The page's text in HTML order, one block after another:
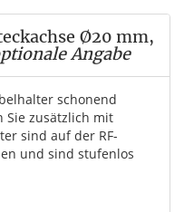
Ø20 mm,
Angabe
schonend
Sie zusätzlich mit
sind auf der RF-
und sind stufenlos